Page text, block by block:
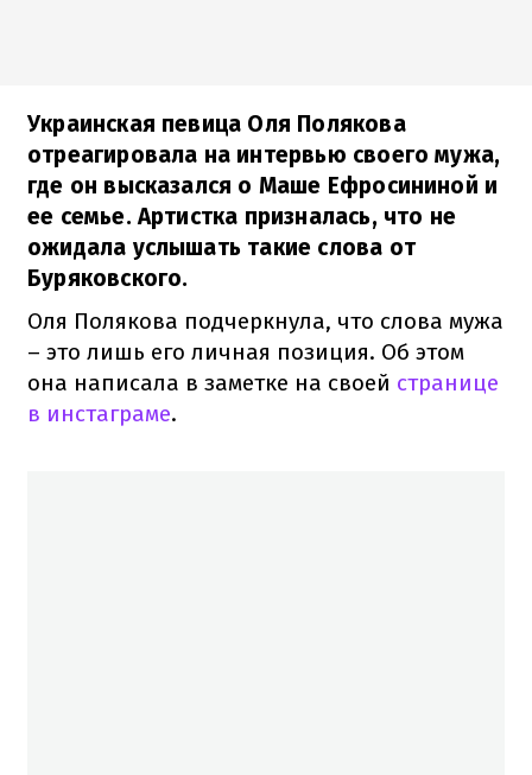
Украинская певица Оля Полякова
отреагировала на интервью своего мужа,
где он высказался о Маше Ефросининой и
ее семье. Артистка призналась, что не
ожидала услышать такие слова от
Буряковского.
Оля Полякова подчеркнула, что слова мужа
– это лишь его личная позиция. Об этом
она написала в заметке на своей странице
в инстаграме.